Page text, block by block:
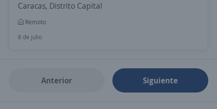
Caracas, Distrito Capital
Remoto
8 de julio
Anterior Siguiente